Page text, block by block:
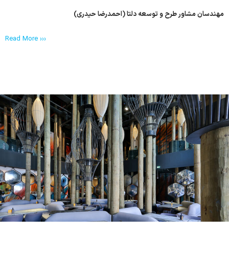
مهندسان مشاور طرح و توسعه دلتا (احمدرضا حیدری)
Read More ›››